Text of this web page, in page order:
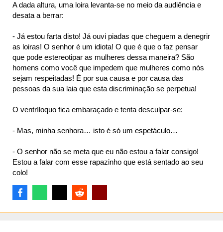
A dada altura, uma loira levanta-se no meio da audiência e
desata a berrar:
- Já estou farta disto! Já ouvi piadas que cheguem a denegrir
as loiras! O senhor é um idiota! O que é que o faz pensar
que pode estereotipar as mulheres dessa maneira? São
homens como você que impedem que mulheres como nós
sejam respeitadas! É por sua causa e por causa das
pessoas da sua laia que esta discriminação se perpetua!
O ventríloquo fica embaraçado e tenta desculpar-se:
- Mas, minha senhora… isto é só um espetáculo…
- O senhor não se meta que eu não estou a falar consigo!
Estou a falar com esse rapazinho que está sentado ao seu
colo!